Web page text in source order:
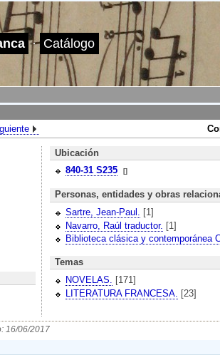
· Catálogo
Ubicación
840-31S235 []
Personas, entidades y obras
Sartre, Jean-Paul. [1]
Navarro, Raúl traductor. [1]
Biblioteca clásica y contemporánea
Temas
NOVELAS.
[171]
LITERATURA FRANCESA. [23]
16/06/2017